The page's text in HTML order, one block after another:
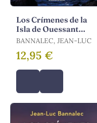
Los Crímenes de la
Isla de Ouessant
(Comisario Dupin 13)
BANNALEC, JEAN-LUC
12,95 €